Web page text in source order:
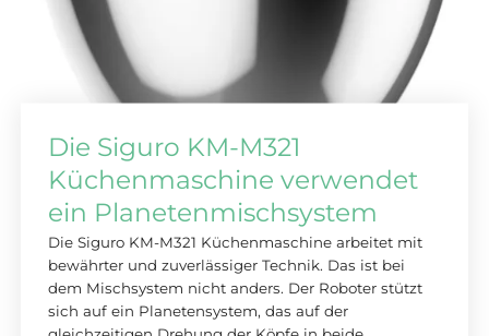
Die Siguro KM-M321
Küchenmaschine verwendet
ein Planetenmischsystem
Die Siguro KM-M321 Küchenmaschine arbeitet mit
bewährter und zuverlässiger Technik. Das ist bei
dem Mischsystem nicht anders. Der Roboter stützt
sich auf ein Planetensystem, das auf der